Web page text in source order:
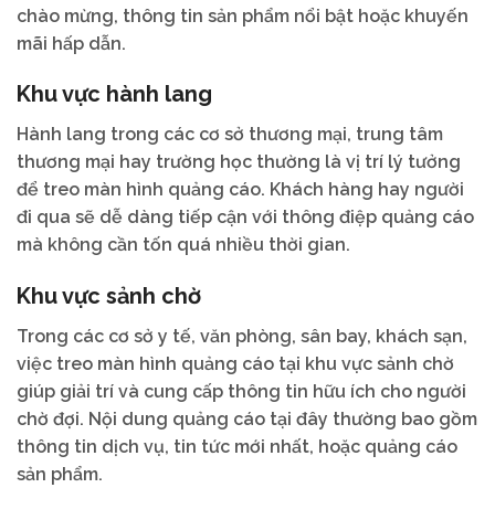
chào mừng, thông tin sản phẩm nổi bật hoặc khuyến
mãi hấp dẫn.
Khu vực hành lang
Hành lang trong các cơ sở thương mại, trung tâm
thương mại hay trường học thường là vị trí lý tưởng
để treo màn hình quảng cáo. Khách hàng hay người
đi qua sẽ dễ dàng tiếp cận với thông điệp quảng cáo
mà không cần tốn quá nhiều thời gian.
Khu vực sảnh chờ
Trong các cơ sở y tế, văn phòng, sân bay, khách sạn,
việc treo màn hình quảng cáo tại khu vực sảnh chờ
giúp giải trí và cung cấp thông tin hữu ích cho người
chờ đợi. Nội dung quảng cáo tại đây thường bao gồm
thông tin dịch vụ, tin tức mới nhất, hoặc quảng cáo
sản phẩm.